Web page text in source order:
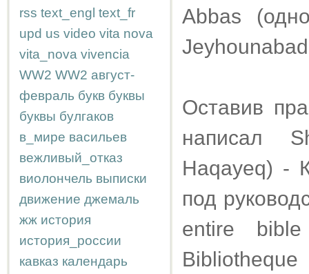
rss text_engl text_fr
upd us video vita nova
vita_nova vivencia
WW2 WW2 август-
февраль букв буквы
буквы булгаков
в_мире васильев
вежливый_отказ
виолончель выписки
движение джемаль
жж история
история_россии
кавказ календарь
Abbas
Оставив
написал
Haqayeq) -
под
entire